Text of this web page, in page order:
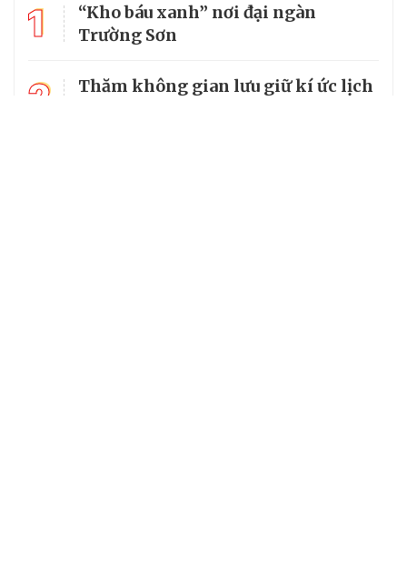
1
“Kho báu xanh” nơi đại ngàn
Trường Sơn
2
Thăm không gian lưu giữ kí ức lịch